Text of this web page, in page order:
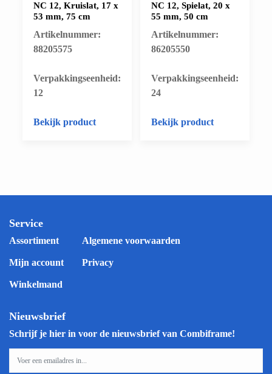
NC 12, Kruislat, 17 x
53 mm, 75 cm
Artikelnummer:
88205575
​Verpakkingseenheid:
12
Bekijk product
NC 12, Spielat, 20 x
55 mm, 50 cm
Artikelnummer:
86205550
​Verpakkingseenheid:
24
Bekijk product
Service
Assortiment
Mijn account
Winkelmand
Algemene voorwaarden
Privacy
Nieuwsbrief
Schrijf je hier in voor de nieuwsbrief van Combiframe!